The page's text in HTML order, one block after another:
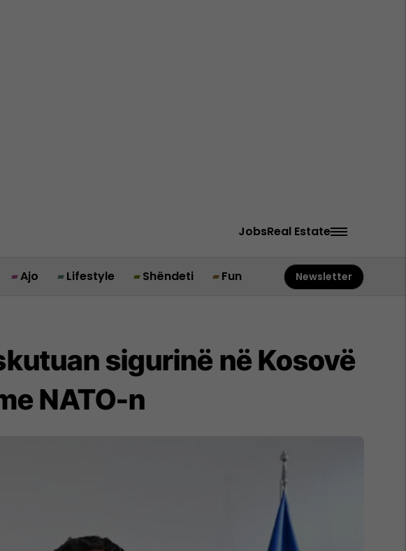
JobsReal Estate
Ajo Lifestyle Shëndeti Fun Newsletter
sigurinë në Kosovë
NATO-n